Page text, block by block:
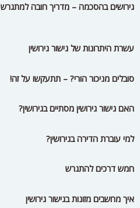
גירושים בהסכמה – מדריך חובה למתגרש
עשרת היתרונות של גישור גירושין
סובלים מניכור הורי? – תתעקשו על זה!
האם גישור גירושין מסתיים בגירושין?
למי עוברת הדירה בגירושין?
חמש דרכים להתגרש
איך מחשבים מזונות בגישור גירושין